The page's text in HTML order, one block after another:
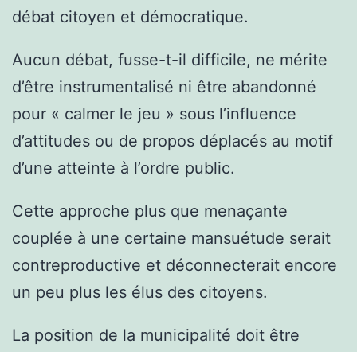
débat citoyen et démocratique.
Aucun débat, fusse-t-il difficile, ne mérite
d’être instrumentalisé ni être abandonné
pour « calmer le jeu » sous l’influence
d’attitudes ou de propos déplacés au motif
d’une atteinte à l’ordre public.
Cette approche plus que menaçante
couplée à une certaine mansuétude serait
contreproductive et déconnecterait encore
un peu plus les élus des citoyens.
La position de la municipalité doit être